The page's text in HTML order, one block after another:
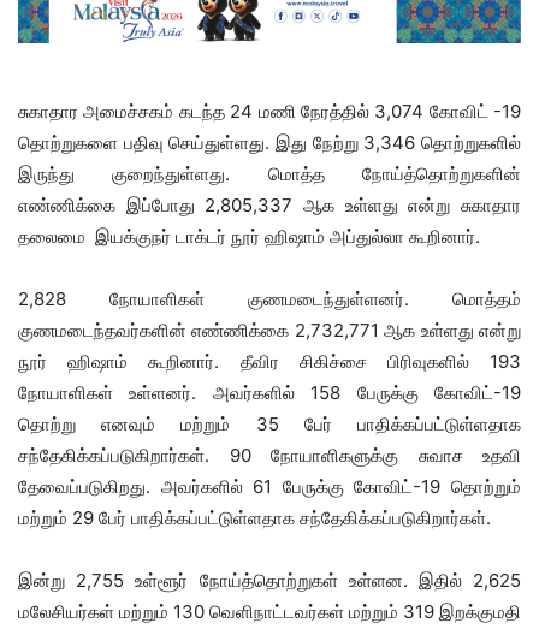
சுகாதார அமைச்சகம் கடந்த 24 மணி நேரத்தில் 3,074 கோவிட் -19
தொற்றுகளை பதிவு செய்துள்ளது. இது நேற்று 3,346 தொற்றுகளில்
இருந்து குறைந்துள்ளது. மொத்த நோய்த்தொற்றுகளின்
எண்ணிக்கை இப்போது 2,805,337 ஆக உள்ளது என்று சுகாதார
தலைமை இயக்குநர் டாக்டர் நூர் ஹிஷாம் அப்துல்லா கூறினார்.
2,828 நோயாளிகள் குணமடைந்துள்ளனர். மொத்தம்
குணமடைந்தவர்களின் எண்ணிக்கை 2,732,771 ஆக உள்ளது என்று
நூர் ஹிஷாம் கூறினார். தீவிர சிகிச்சை பிரிவுகளில் 193
நோயாளிகள் உள்ளனர். அவர்களில் 158 பேருக்கு கோவிட்-19
தொற்று எனவும் மற்றும் 35 பேர் பாதிக்கப்பட்டுள்ளதாக
சந்தேகிக்கப்படுகிறார்கள். 90 நோயாளிகளுக்கு சுவாச உதவி
தேவைப்படுகிறது. அவர்களில் 61 பேருக்கு கோவிட்-19 தொற்றும்
மற்றும் 29 பேர் பாதிக்கப்பட்டுள்ளதாக சந்தேகிக்கப்படுகிறார்கள்.
இன்று 2,755 உள்ளூர் நோய்த்தொற்றுகள் உள்ளன. இதில் 2,625
மலேசியர்கள் மற்றும் 130 வெளிநாட்டவர்கள் மற்றும் 319 இறக்குமதி